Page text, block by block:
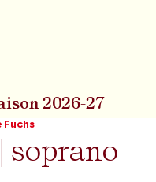
2026-27
Fuchs
| soprano